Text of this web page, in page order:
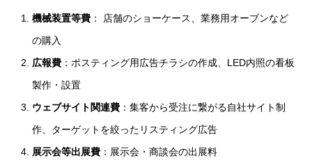
機械装置等費 ： 店舗のショーケース、業務用オーブンなど
の購入
広報費 ： ポスティング用広告チラシの作成、LED内照の看板
製作・設置
ウェブサイト関連費 ：集客から受注に繋がる自社サイト制
作、ターゲットを絞ったリスティング広告
展示会等出展費 ：展示会・商談会の出展料